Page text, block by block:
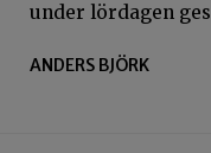
under lördagen
ANDERS BJÖRK